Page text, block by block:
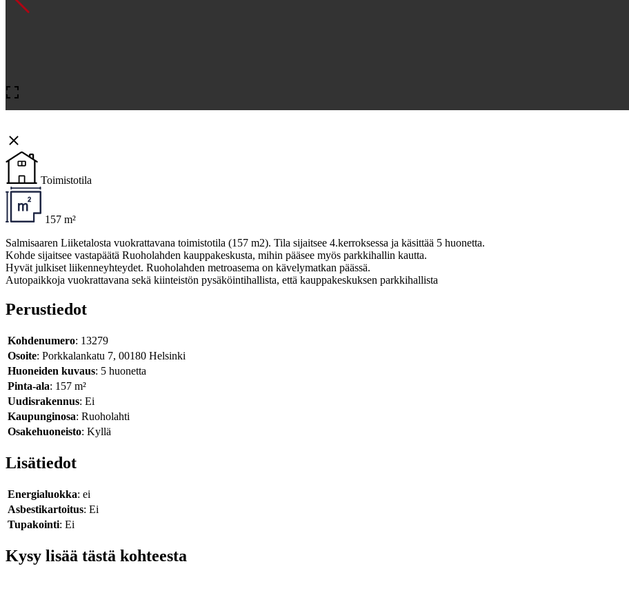
Toimistotila
157 m²
Salmisaaren Liiketalosta vuokrattavana toimistotila (157 m2). Tila sijaitsee 4.kerroksessa ja käsittää 5 huonetta.
Kohde sijaitsee vastapäätä Ruoholahden kauppakeskusta, mihin pääsee myös parkkihallin kautta.
Hyvät julkiset liikenneyhteydet. Ruoholahden metroasema on kävelymatkan päässä.
Autopaikkoja vuokrattavana sekä kiinteistön pysäköintihallista, että kauppakeskuksen parkkihallista
Perustiedot
Kohdenumero: 13279
Osoite: Porkkalankatu 7, 00180 Helsinki
Huoneiden kuvaus: 5 huonetta
Pinta-ala: 157 m²
Uudisrakennus: Ei
Kaupunginosa: Ruoholahti
Osakehuoneisto: Kyllä
Lisätiedot
Energialuokka: ei
Asbestikartoitus: Ei
Tupakointi: Ei
Kysy lisää tästä kohteesta